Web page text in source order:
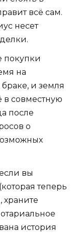
всё сам.
несет
покупки
на
и земля
в совместную
после
о
вы
теперь
храните
история